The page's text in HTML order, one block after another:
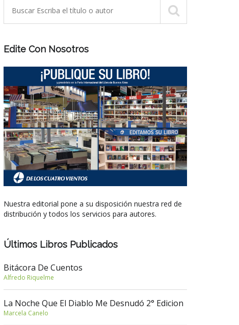
Edite Con Nosotros
Nuestra editorial pone a su disposición nuestra red de
distribución y todos los servicios para autores.
Últimos Libros Publicados
Bitácora De Cuentos
Alfredo Riquelme
La Noche Que El Diablo Me Desnudó 2° Edicion
Marcela Canelo